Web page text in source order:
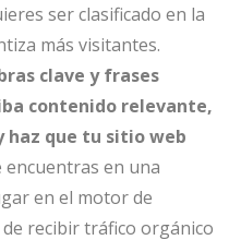
ser clasificado en la
más visitantes.
clave y frases
contenido relevante,
que tu sitio web
encuentras en una
en el motor de
recibir tráfico orgánico